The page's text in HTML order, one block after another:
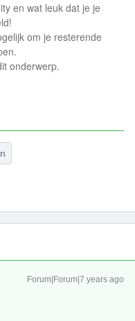
en wat leuk dat je je
om je resterende
onderwerp.
Forum|Forum|7 years ago